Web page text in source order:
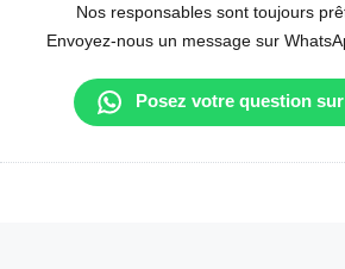
Nos responsables sont toujours
Envoyez-nous un message sur
Posez votre question